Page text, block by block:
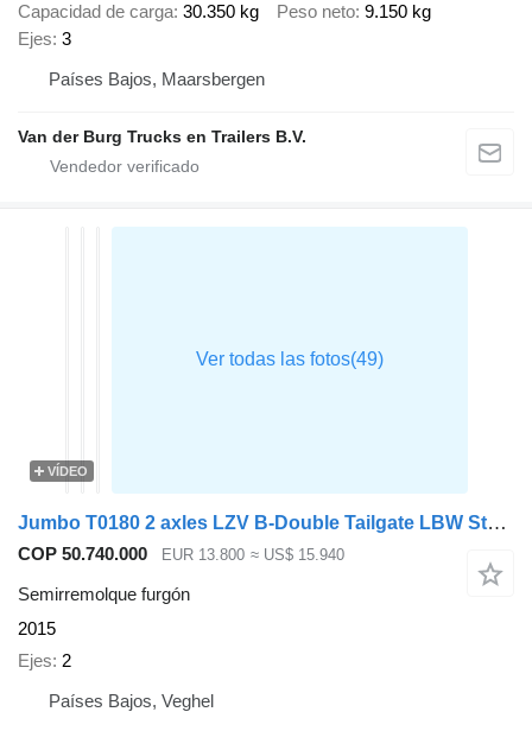
Capacidad de carga 30.350 kg Peso neto 9.150 kg
Ejes 3
Países Bajos, Maarsbergen
Van der Burg Trucks en Trailers B.V.
VÍDEO
Jumbo T0180 2 axles LZV B-Double Tailgate LBW Steering Axle
COP 50.740.000 EUR 13.800 ≈ US$ 15.940
Semirremolque furgón
2015
Ejes 2
Países Bajos, Veghel